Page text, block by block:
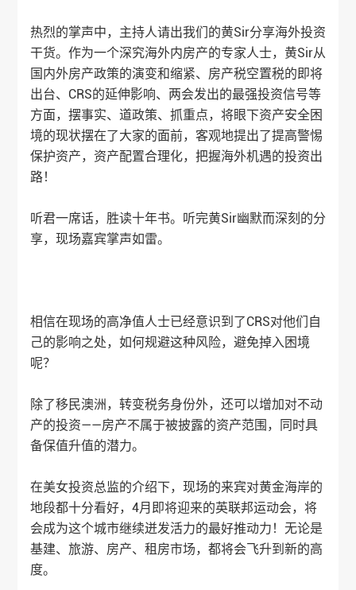
热烈的掌声中，主持人请出我们的黄Sir分享海外投资
干货。作为一个深究海外内房产的专家人士，黄Sir从
国内外房产政策的演变和缩紧、房产税空置税的即将
出台、CRS的延伸影响、两会发出的最强投资信号等
方面，摆事实、道政策、抓重点，将眼下资产安全困
境的现状摆在了大家的面前，客观地提出了提高警惕
保护资产，资产配置合理化，把握海外机遇的投资出
路！
听君一席话，胜读十年书。听完黄Sir幽默而深刻的分
享，现场嘉宾掌声如雷。
相信在现场的高净值人士已经意识到了CRS对他们自
己的影响之处，如何规避这种风险，避免掉入困境
呢？
除了移民澳洲，转变税务身份外，还可以增加对不动
产的投资——房产不属于被披露的资产范围，同时具
备保值升值的潜力。
在美女投资总监的介绍下，现场的来宾对黄金海岸的
地段都十分看好，4月即将迎来的英联邦运动会，将
会成为这个城市继续迸发活力的最好推动力！无论是
基建、旅游、房产、租房市场，都将会飞升到新的高
度。